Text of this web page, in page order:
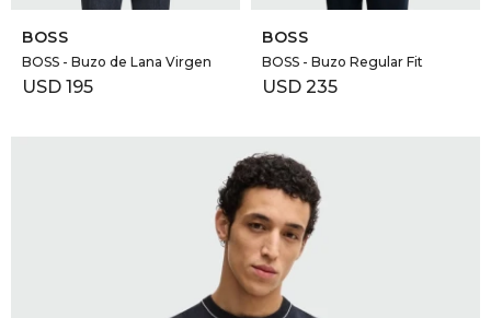
BOSS
BOSS - Buzo de Lana Virgen
USD 195
BOSS
BOSS - Buzo Regular Fit
USD 235